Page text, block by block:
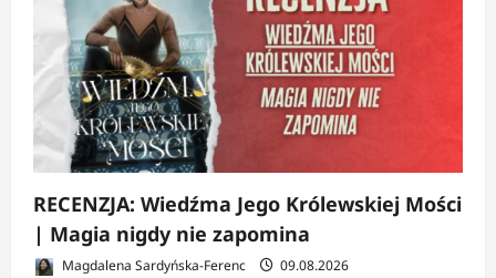
RECENZJA: Wiedźma Jego Królewskiej Mości
| Magia nigdy nie zapomina
Magdalena Sardyńska-Ferenc 09.08.2026